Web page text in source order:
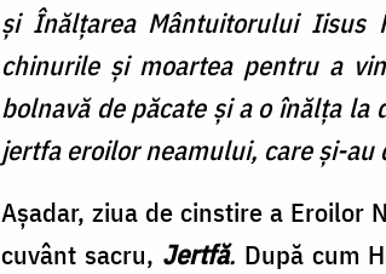
și Înălțarea Mântuitorului Iisus
chinurile și moartea pentru a
bolnavă de păcate și a o înălța
jertfa eroilor neamului, care și-
Așadar, ziua de cinstire a Eroilor
cuvânt sacru, Jertfă. După cum